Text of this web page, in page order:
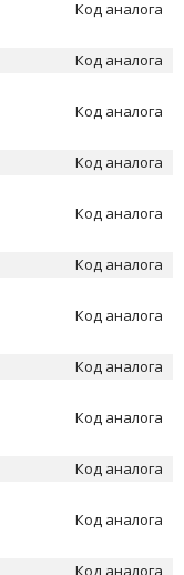
Код аналога
Код аналога
Код аналога
Код аналога
Код аналога
Код аналога
Код аналога
Код аналога
Код аналога
Код аналога
Код аналога
Код аналога